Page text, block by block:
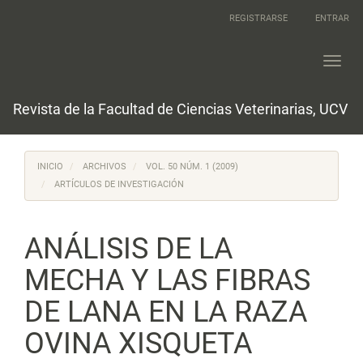
REGISTRARSE ENTRAR
Revista de la Facultad de Ciencias Veterinarias, UCV
INICIO ARCHIVOS
VOL. 50 NÚM. 1 (2009)
ARTÍCULOS DE INVESTIGACIÓN
ANÁLISIS DE LA
MECHA Y LAS FIBRAS
DE LANA EN LA RAZA
OVINA XISQUETA